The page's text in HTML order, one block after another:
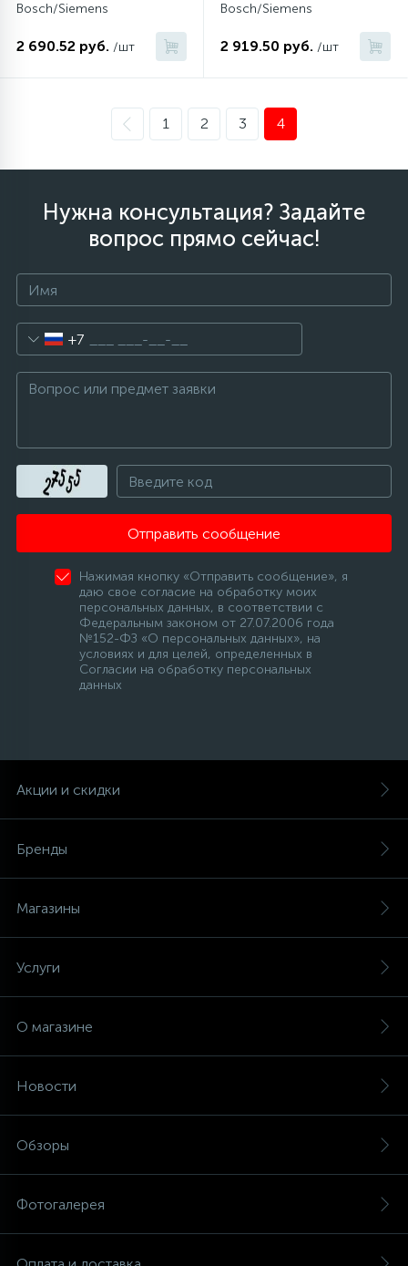
Bosch/Siemens
2 690.52 руб. /шт
Bosch/Siemens
2 919.50 руб. /шт
1 2 3 4
Нужна консультация? Задайте
вопрос прямо сейчас!
+7
Отправить сообщение
Нажимая кнопку «Отправить сообщение», я
даю свое согласие на обработку моих
персональных данных, в соответствии с
Федеральным законом от 27.07.2006 года
№152-ФЗ «О персональных данных», на
условиях и для целей, определенных в
Согласии на обработку персональных
данных
Акции и скидки
Бренды
Магазины
Услуги
О магазине
Новости
Обзоры
Фотогалерея